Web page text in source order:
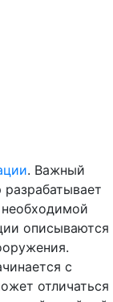
. Важный
описываются
с
отличаться